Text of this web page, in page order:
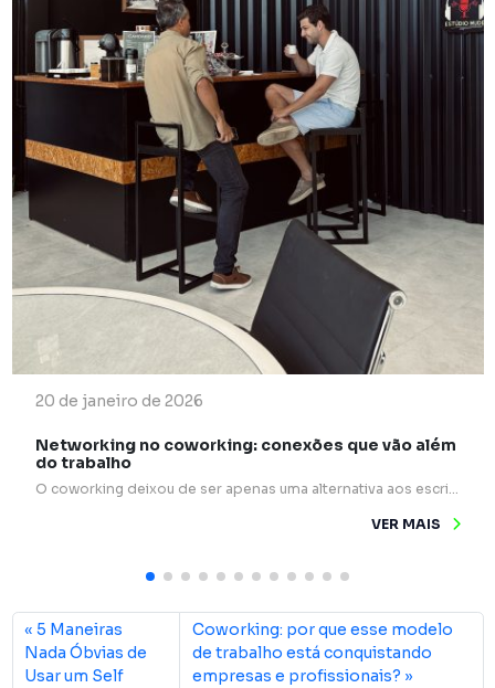
20 de janeiro de 2026
Networking no coworking: conexões que vão além
do trabalho
O coworking deixou de ser apenas uma alternativa aos escritórios tradicionais e passou a ocupar um papel estratégico na forma como profissionais e empresas se relacionam. Mais do que mesas compartilhadas e internet rápida, esses espaços são verdadeiros pontos de encontro para ideias, experiências e oportunidades. Um dos grandes diferenciais do coworking é o networking […]
VER MAIS
5 Maneiras
Nada Óbvias de
Usar um Self
Coworking: por que esse modelo
de trabalho está conquistando
empresas e profissionais?